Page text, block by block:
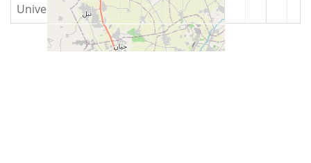
University of Aleppo - Faculty of Electrical & Electronic